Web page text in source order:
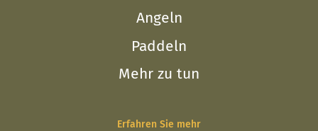
Angeln
Paddeln
Mehr zu tun
Erfahren Sie mehr